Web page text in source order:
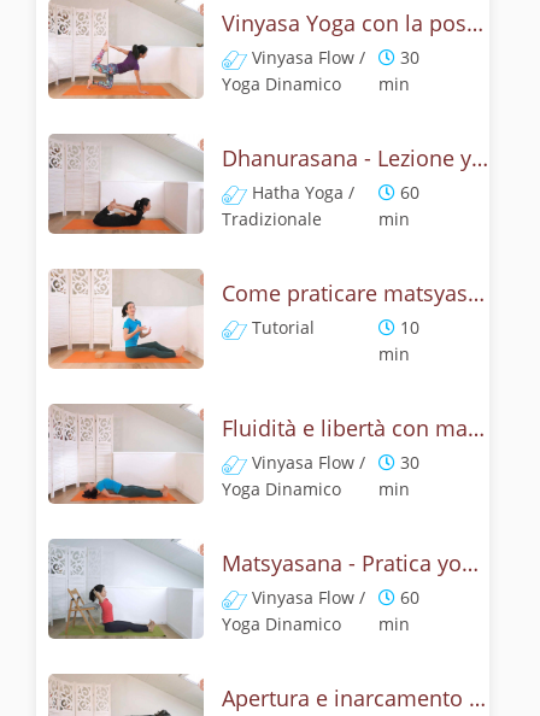
Vinyasa Yoga con la posizione dell' arco - Dhanurasana Flow
Vinyasa Flow /
Yoga Dinamico
30
min
Dhanurasana - Lezione yoga con la storia dell'arco
Hatha Yoga /
Tradizionale
60
min
Come praticare matsyasana, la posizione del pesce? Tutorial
Tutorial
10
min
Fluidità e libertà con matsyasana, la posizione del pesce
Vinyasa Flow /
Yoga Dinamico
30
min
Matsyasana - Pratica yoga con la tecnica della posizione del pesce
Vinyasa Flow /
Yoga Dinamico
60
min
Apertura e inarcamento con la posizione del pesce